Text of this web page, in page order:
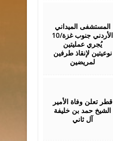
المستشفى الميداني
الأردني جنوب غزة/10
يُجري عمليتين
نوعيتين لإنقاذ طرفين
لمريضين
قطر تعلن وفاة الأمير
الشيخ حمد بن خليفة
آل ثاني